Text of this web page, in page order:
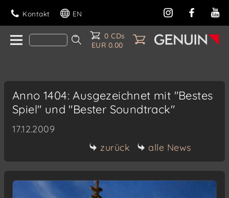
Kontakt EN
0 CDs
EUR 0.00
Anno 1404: Ausgezeichnet mit "Bestes
Spiel" und "Bester Soundtrack"
17.12.2009
zurück
alle News